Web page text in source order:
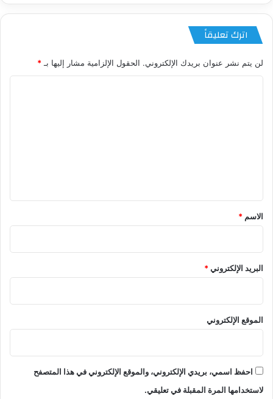
اترك تعليقاً
لن يتم نشر عنوان بريدك الإلكتروني. الحقول الإلزامية مشار إليها بـ *
*
الاسم *
البريد الإلكتروني*
الموقع الإلكتروني
احفظ اسمي، بريدي الإلكتروني، والموقع الإلكتروني في هذا المتصفح
لاستخدامها المرة المقبلة في تعليقي.